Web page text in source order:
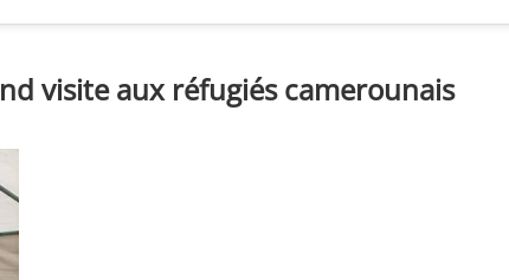
visite aux réfugiés camerounais